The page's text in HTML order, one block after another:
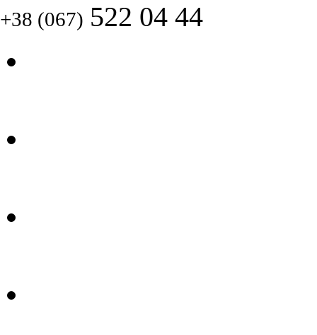
+38 (067) 522 04 44